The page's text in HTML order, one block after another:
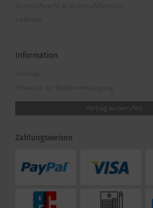
Widerrufsrecht & Widerrufsformular
Lieferzeit
Information
Sitemap
Hinweise zur Batterieentsorgung
Vertrag widerrufen
Zahlungsweisen